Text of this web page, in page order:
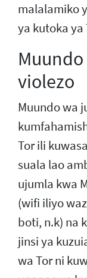
malalamiko
ya kutoka ya
Muundo
violezo
Muundo wa
Tor ili
suala lao
ujumla kwa
(wifi iliyo
boti, n.k) na
jinsi ya
wa Tor ni